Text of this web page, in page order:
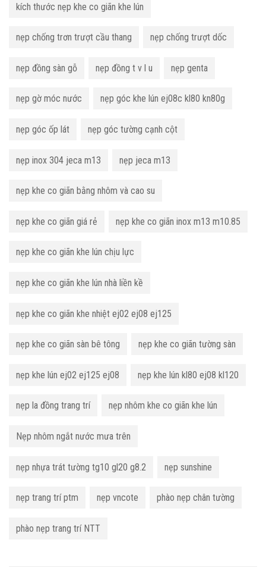
kích thước nẹp khe co giãn khe lún
nẹp chống trơn trượt cầu thang nẹp chống trượt dốc
nẹp đồng sàn gỗ nẹp đồng t v l u nẹp genta
nẹp gờ móc nước nẹp góc khe lún ej08c kl80 kn80g
nẹp góc ốp lát nẹp góc tường cạnh cột
nẹp inox 304 jeca m13 nẹp jeca m13
nẹp khe co giãn bằng nhôm và cao su
nẹp khe co giãn giá rẻ nẹp khe co giãn inox m13 m10.85
nẹp khe co giãn khe lún chịu lực
nẹp khe co giãn khe lún nhà liền kề
nẹp khe co giãn khe nhiệt ej02 ej08 ej125
nẹp khe co giãn sàn bê tông nẹp khe co giãn tường sàn
nẹp khe lún ej02 ej125 ej08 nẹp khe lún kl80 ej08 kl120
nẹp la đồng trang trí nẹp nhôm khe co giãn khe lún
Nẹp nhôm ngắt nước mưa trên
nẹp nhựa trát tường tg10 gl20 g8.2 nẹp sunshine
nẹp trang trí ptm nẹp vncote phào nẹp chân tường
phào nẹp trang trí NTT